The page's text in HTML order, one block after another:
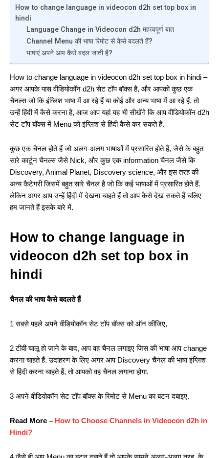
How to change language in videocon d2h set top box in
hindi
Language Change in Videocon d2h महत्वपूर्ण बात
Channel Menu की भाषा रिमोट से कैसे बदलते हैं?
भाषाएं अपने आप कैसे बदल जाती है?
How to change language in videocon d2h set top box in hindi –
अगर आपके पास वीडियोकॉन d2h सेट टॉप बॉक्स है, और आपको कुछ एक
चैनल्स जो कि इंग्लिश भाषा में आ रहे हैं या कोई और अन्य भाषा में आ रहे हैं. तो
उन्हें हिंदी में कैसे करना है, आज आप यहां यह भी सीखेंगे कि आप वीडियोकॉन d2h
सेट टॉप बॉक्स में Menu को इंग्लिश से हिंदी कैसे कर सकते हैं.
कुछ एक चैनल होते हैं जो अलग-अलग भाषाओं में प्रसारित होते हैं, जैसे के बहुत
सारे कार्टून चैनल्स जैसे Nick, और कुछ एक information चैनल जैसे कि
Discovery, Animal Planet, Discovery science, और इस तरह की
अन्य कैटेगरी जिसमें बहुत सारे चैनल है जो कि कई भाषाओं में प्रसारित होते हैं.
लेकिन अगर आप उन्हें हिंदी में देखना चाहते हैं तो आप कैसे देख सकते हैं चलिए
हम जानते हैं इसके बारे में.
How to change language in
videocon d2h set top box in
hindi
चैनल की भाषा कैसे बदलते हैं
1 सबसे पहले अपने वीडियोकॉन सेट टॉप बॉक्स को ऑन कीजिए,
2 टीवी चालू हो जाने के बाद, आप वह चैनल लगाइए जिस की भाषा आप change
करना चाहते हैं. उदाहरण के लिए अगर आप Discovery चैनल की भाषा इंग्लिश
से हिंदी करना चाहते हैं, तो आपको वह चैनल लगाना होगा.
3 अपने वीडियोकॉन सेट टॉप बॉक्स के रिमोट से Menu का बटन दबाइए.
Read More – How to Choose Channels in Videocon d2h in
Hindi?